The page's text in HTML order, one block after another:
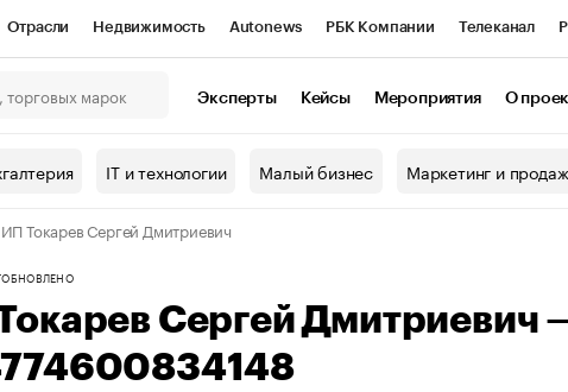
Отрасли Недвижимость Autonews РБК Компании Телеканал
Проверка контрагентов
Эксперты Кейсы Мероприятия О
IT и технологии Малый бизнес Маркетинг и
ИП Токарев Сергей Дмитриевич
ОБНОВЛЕНО
Сергей